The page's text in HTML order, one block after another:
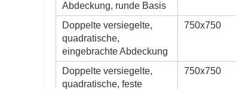
Abdeckung, runde Basis
Doppelte versiegelte,
quadratische,
eingebrachte Abdeckung
750x750
Doppelte versiegelte,
quadratische, feste
750x750